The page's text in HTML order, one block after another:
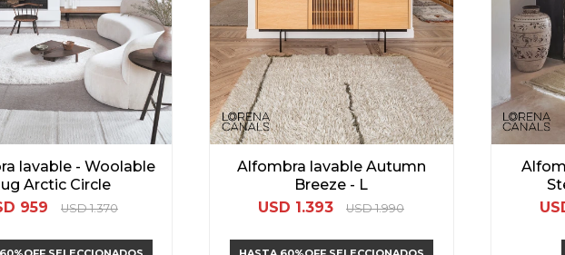
lavable - Woolable
Arctic Circle
959 USD 1.370
Alfombra lavable Autumn
Breeze - L
USD 1.393 USD 1.990